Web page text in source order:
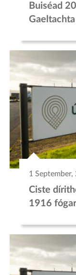
Buiséad
Gaeltachta
1 September,
Ciste
1916